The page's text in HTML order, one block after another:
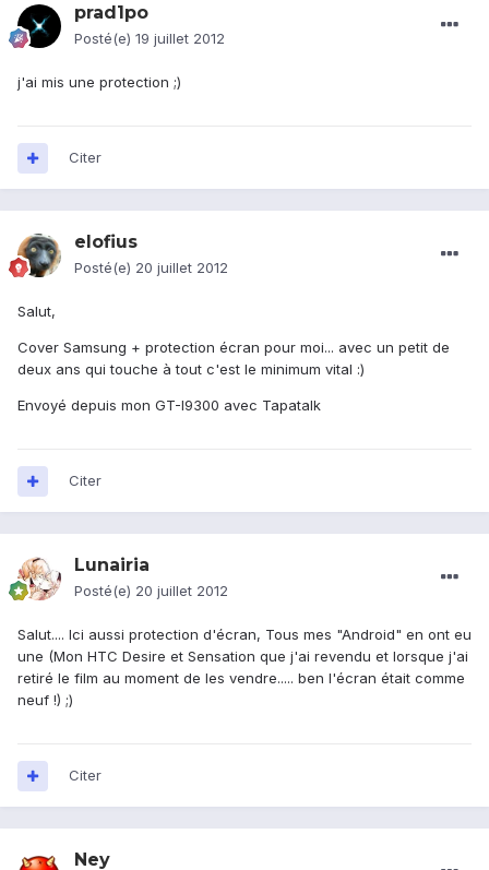
prad1po
Posté(e) 19 juillet 2012
j'ai mis une protection ;)
Citer
elofius
Posté(e) 20 juillet 2012
Salut,
Cover Samsung + protection écran pour moi... avec un petit de
deux ans qui touche à tout c'est le minimum vital :)
Envoyé depuis mon GT-I9300 avec Tapatalk
Citer
Lunairia
Posté(e) 20 juillet 2012
Salut.... Ici aussi protection d'écran, Tous mes "Android" en ont eu
une (Mon HTC Desire et Sensation que j'ai revendu et lorsque j'ai
retiré le film au moment de les vendre..... ben l'écran était comme
neuf !) ;)
Citer
Ney